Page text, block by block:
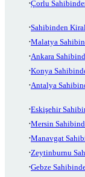
Çorlu
Sahibinden
Malatya
Ankara
Konya
Antalya
Eskişehir
Mersin
Manavgat
Zeytinburnu
Gebze